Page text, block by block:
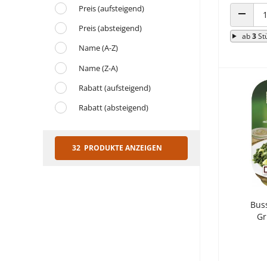
Preis (aufsteigend)
Preis (absteigend)
Name (A-Z)
Name (Z-A)
Rabatt (aufsteigend)
Rabatt (absteigend)
32 PRODUKTE ANZEIGEN
ab3